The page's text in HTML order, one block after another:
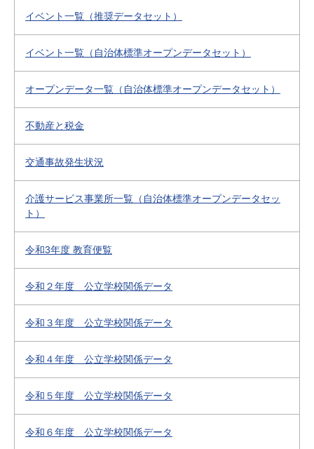
イベント一覧（推奨データセット）
イベント一覧（自治体標準オープンデータセット）
オープンデータ一覧（自治体標準オープンデータセット）
不動産と税金
交通事故発生状況
介護サービス事業所一覧（自治体標準オープンデータセッ
ト）
令和3年度 教育便覧
令和２年度 公立学校関係データ
令和３年度 公立学校関係データ
令和４年度 公立学校関係データ
令和５年度 公立学校関係データ
令和６年度 公立学校関係データ